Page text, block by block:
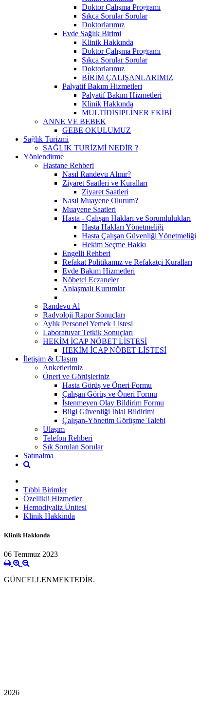
Doktor Çalışma Programı
Sıkça Sorular Sorular
Doktorlarımız
Evde Sağlık Birimi
Klinik Hakkında
Doktor Çalışma Programı
Sıkça Sorular Sorular
Doktorlarımız
BİRİM ÇALIŞANLARIMIZ
Palyatif Bakım Hizmetleri
Palyatif Bakım Hizmetleri
Klinik Hakkında
MULTİDİSİPLİNER EKİBİ
ANNE VE BEBEK
GEBE OKULUMUZ
Sağlık Turizmi
SAĞLIK TURİZMİ NEDİR ?
Yönlendirme
Hastane Rehberi
Nasıl Randevu Alınır?
Ziyaret Saatleri ve Kuralları
Ziyaret Saatleri
Nasıl Muayene Olurum?
Muayene Saatleri
Hasta - Çalışan Hakları ve Sorumlulukları
Hasta Hakları Yönetmeliği
Hasta Çalışan Güvenliği Yönetmeliği
Hekim Seçme Hakkı
Engelli Rehberi
Refakat Politikamız ve Refakatçi Kuralları
Evde Bakım Hizmetleri
Nöbetci Eczaneler
Anlaşmalı Kurumlar
Randevu Al
Radyoloji Rapor Sonuçları
Aylık Personel Yemek Listesi
Laboratuvar Tetkik Sonuçları
HEKİM İCAP NÖBET LİSTESİ
HEKİM İCAP NÖBET LİSTESİ
İletişim & Ulaşım
Anketlerimiz
Öneri ve Görüşleriniz
Hasta Görüş ve Öneri Formu
Çalışan Görüş ve Öneri Formu
İstenmeyen Olay Bildirim Formu
Bilgi Güvenliği İhlal Bildirimi
Çalışan-Yönetim Görüşme Talebi
Ulaşım
Telefon Rehberi
Sık Sorulan Sorular
Satınalma
Tıbbi Birimler
Özellikli Hizmetler
Hemodiyaliz Ünitesi
Klinik Hakkında
Klinik Hakkında
06 Temmuz 2023
GÜNCELLENMEKTEDİR.
2026